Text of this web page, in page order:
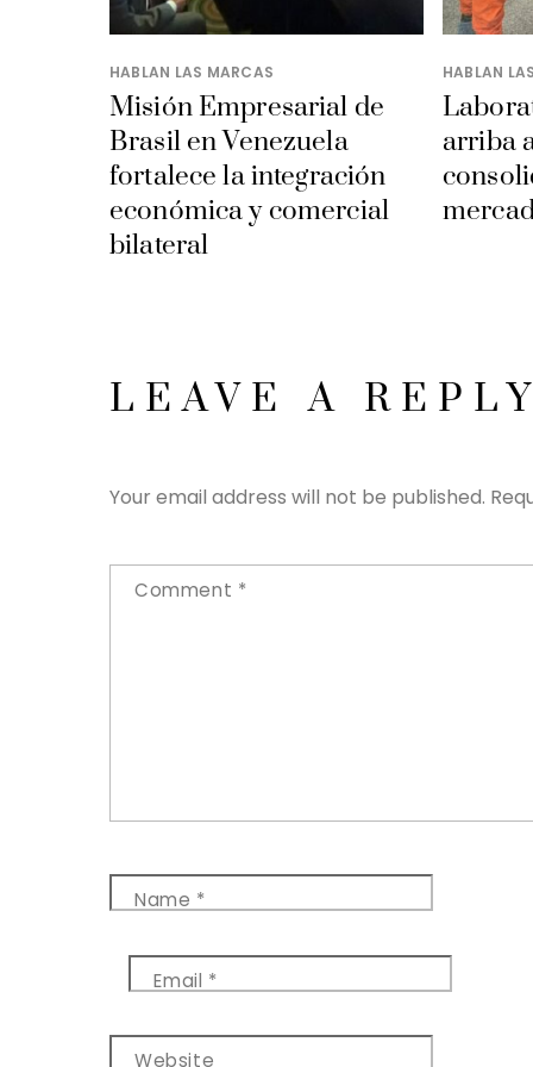
HABLAN LAS MARCAS
Misión Empresarial de
Brasil en Venezuela
fortalece la integración
económica y comercial
bilateral
HABLAN
arriba
LEAVE A
Your email address will not be published.
Comment *
Name *
Email *
Website